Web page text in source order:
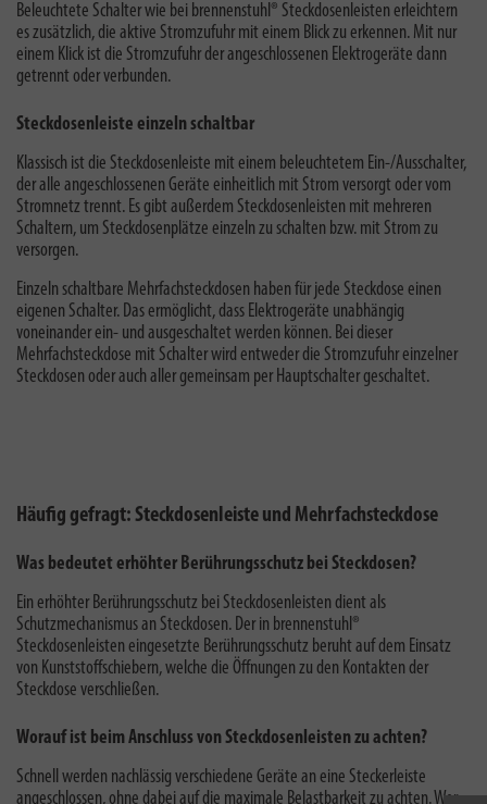
Beleuchtete Schalter wie bei brennenstuhl® Steckdosenleisten erleichtern
es zusätzlich, die aktive Stromzufuhr mit einem Blick zu erkennen. Mit nur
einem Klick ist die Stromzufuhr der angeschlossenen Elektrogeräte dann
getrennt oder verbunden.
Steckdosenleiste einzeln schaltbar
Klassisch ist die Steckdosenleiste mit einem beleuchtetem Ein-/Ausschalter,
der alle angeschlossenen Geräte einheitlich mit Strom versorgt oder vom
Stromnetz trennt. Es gibt außerdem Steckdosenleisten mit mehreren
Schaltern, um Steckdosenplätze einzeln zu schalten bzw. mit Strom zu
versorgen.
Einzeln schaltbare Mehrfachsteckdosen haben für jede Steckdose einen
eigenen Schalter. Das ermöglicht, dass Elektrogeräte unabhängig
voneinander ein- und ausgeschaltet werden können. Bei dieser
Mehrfachsteckdose mit Schalterwird entweder die Stromzufuhr einzelner
Steckdosen oder auch aller gemeinsam per Hauptschalter geschaltet.
Häufig gefragt: Steckdosenleiste und Mehrfachsteckdose
Was bedeutet erhöhter Berührungsschutz bei Steckdosen?
Ein erhöhter Berührungsschutz bei Steckdosenleisten dient als
Schutzmechanismus an Steckdosen. Der in brennenstuhl®
Steckdosenleisten eingesetzte Berührungsschutz beruht auf dem Einsatz
von Kunststoffschiebern, welche die Öffnungen zu den Kontakten der
Steckdose verschließen.
Worauf ist beim Anschluss von Steckdosenleisten zu achten?
Schnell werden nachlässig verschiedene Geräte an eine Steckerleiste
angeschlossen, ohne dabei auf die maximale Belastbarkeit zu achten. Wer